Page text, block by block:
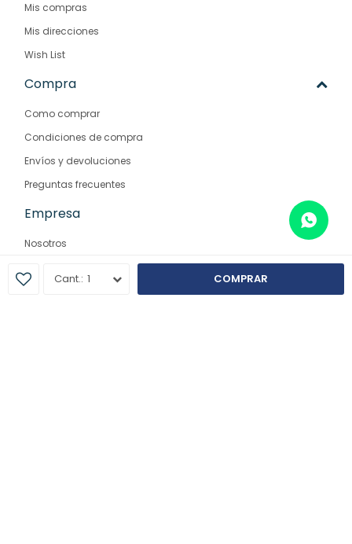
1 COMPRAR
Mis compras
Mis direcciones
Wish List
Compra
Como comprar
Condiciones de compra
Envíos y devoluciones
Preguntas frecuentes
Empresa
Nosotros